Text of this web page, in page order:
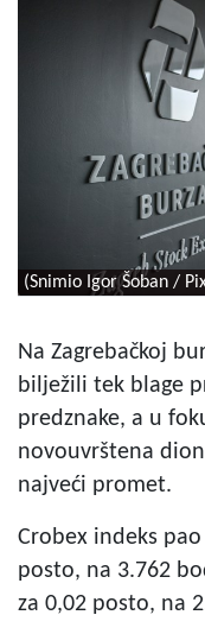
(Snimio Igor Šoban /
Na Zagrebačkoj
bilježili tek blage
predznake, a u
novouvrštena
najveći promet.
Crobex indeks
posto, na 3.762
za 0,02 posto, na